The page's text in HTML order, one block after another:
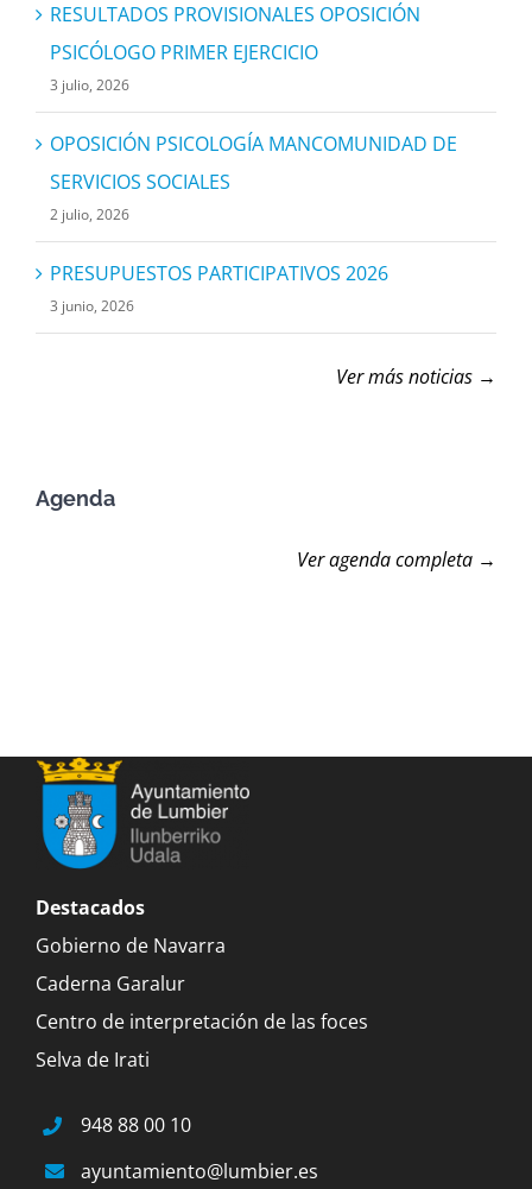
RESULTADOS PROVISIONALES OPOSICIÓN
PSICÓLOGO PRIMER EJERCICIO
3 julio, 2026
OPOSICIÓN PSICOLOGÍA MANCOMUNIDAD DE
SERVICIOS SOCIALES
2 julio, 2026
PRESUPUESTOS PARTICIPATIVOS 2026
3 junio, 2026
Ver más noticias →
Agenda
Ver agenda completa →
Destacados
Gobierno de Navarra
Caderna Garalur
Centro de interpretación de las foces
Selva de Irati
948 88 00 10
ayuntamiento@lumbier.es